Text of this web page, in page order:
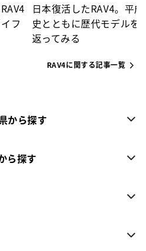
フ
日本復活したRAV4。平
史とともに歴代モデルを
返ってみる
RAV4に関する記事一覧
から探す
ら探す